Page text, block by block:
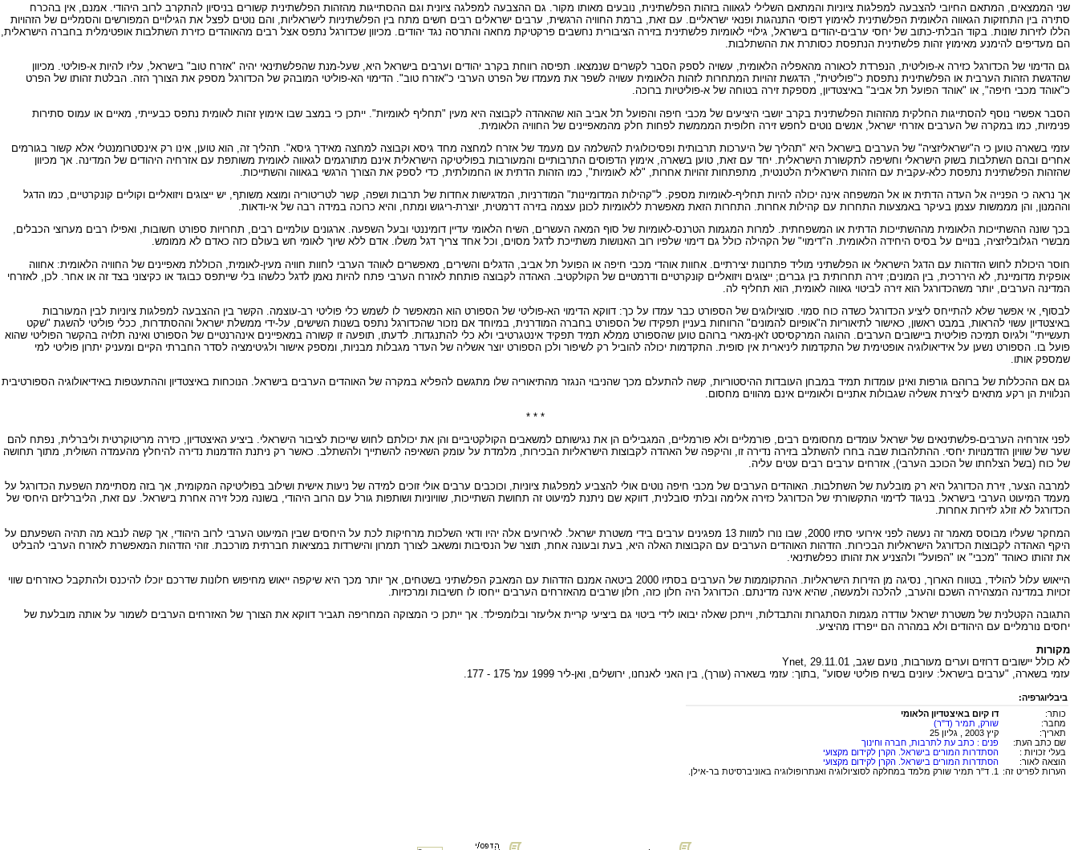
שני הממצאים, המתאם החיובי להצבעה למפלגות ציוניות והמתאם השלילי לגאווה בזהות הפלשתינית, נובעים מאותו מקור. גם ההצבעה למפלגה ציונית וגם ההסתייגות מהזהות הפלשתינית קשורים בניסיון להתקרב לרוב היהודי. אמנם, אין בהכרח
סתירה בין התחזקות הגאווה הלאומית הפלשתינית לאימוץ דפוסי התנהגות ופנאי ישראליים. עם זאת, ברמת החוויה הרגשית, ערבים ישראלים רבים חשים מתח בין הפלשתיניות לישראליות, והם נוטים לפצל את הגילויים המפורשים והסמליים של הזהויות
הללו לזירות שונות. בקוד הבלתי-כתוב של יחסי ערבים-יהודים בישראל, גילויי לאומיות פלשתינית בזירה הציבורית נחשבים פרקטיקת מחאה והתרסה נגד יהודים. מכיוון שכדורגל נתפס אצל רבים מהאוהדים כזירת השתלבות אופטימלית בחברה הישראלית,
הם מעדיפים להימנע מאימוץ זהות פלשתינית הנתפסת כסותרת את ההשתלבות.
גם הדימוי של הכדורגל כזירה א-פוליטית, הנפרדת לכאורה מהאפליה הלאומית, עשויה לספק הסבר לקשרים שנמצאו. תפיסה רווחת בקרב יהודים וערבים בישראל היא, שעל-מנת שהפלשתינאי יהיה "אזרח טוב" בישראל, עליו להיות א-פוליטי. מכיוון
שהדגשת הזהות הערבית או הפלשתינית נתפסת כ"פוליטית", הדגשת זהויות המתחרות לזהות הלאומית עשויה לשפר את מעמדו של הפרט הערבי כ"אזרח טוב". הדימוי הא-פוליטי המובהק של הכדורגל מספק את הצורך הזה. הבלטת זהותו של הפרט
כ"אוהד מכבי חיפה", או "אוהד הפועל תל אביב" באיצטדיון, מספקת זירה בטוחה של א-פוליטיות ברוכה.
הסבר אפשרי נוסף להסתייגות החלקית מהזהות הפלשתינית בקרב יושבי היציעים של מכבי חיפה והפועל תל אביב הוא שהאהדה לקבוצה היא מעין "תחליף לאומיות". ייתכן כי במצב שבו אימוץ זהות לאומית נתפס כבעייתי, מאיים או עמוס סתירות
פנימיות, כמו במקרה של הערבים אזרחי ישראל, אנשים נוטים לחפש זירה חלופית המממשת לפחות חלק מהמאפיינים של החוויה הלאומית.
עזמי בשארה טוען כי ה"ישראליזציה" של הערבים בישראל היא "תהליך של היערכות תרבותית ופסיכולוגית להשלמה עם מעמד של אזרח למחצה מחד גיסא וקבוצה למחצה מאידך גיסא". תהליך זה, הוא טוען, אינו רק אינסטרומנטלי אלא קשור בגורמים
אחרים ובהם השתלבות בשוק הישראלי וחשיפה לתקשורת הישראלית. יחד עם זאת, טוען בשארה, אימוץ הדפוסים התרבותיים והמעורבות בפוליטיקה הישראלית אינם מתורגמים לגאווה לאומית משותפת עם אזרחיה היהודים של המדינה. אך מכיוון
שהזהות הפלשתינית נתפסת כלא-עקבית עם הזהות הישראלית הלטנטית, מתפתחות זהויות אחרות, "לא לאומיות", כמו הזהות הדתית או החמולתית, כדי לספק את הצורך הרגשי בגאווה והשתייכות.
אך נראה כי הפנייה אל העדה הדתית או אל המשפחה אינה יכולה להיות תחליף-לאומיות מספק. ל"קהילות המדומיינות" המודרניות, המדגישות אחדות של תרבות ושפה, קשר לטריטוריה ומוצא משותף, יש ייצוגים ויזואליים וקוליים קונקרטיים, כמו הדגל
וההמנון, והן מממשות עצמן בעיקר באמצעות התחרות עם קהילות אחרות. התחרות הזאת מאפשרת ללאומיות לכונן עצמה בזירה דרמטית, יוצרת-ריגוש ומתח, והיא כרוכה במידה רבה של אי-ודאות.
בכך שונה ההשתייכות הלאומית מההשתייכות הדתית או המשפחתית. למרות המגמות הטרנס-לאומיות של סוף המאה העשרים, השיח הלאומי עדיין דומיננטי ובעל השפעה. ארגונים עולמיים רבים, תחרויות ספורט חשובות, ואפילו רבים מערוצי הכבלים,
מבשרי הגלובליזציה, בנויים על בסיס היחידה הלאומית. ה"דימוי" של הקהילה כולל גם דימוי שלפיו רוב האנושות משתייכת לדגל מסוים, וכל אחד צריך דגל משלו. אדם ללא שיוך לאומי חש בעולם כזה כאדם לא ממומש.
חוסר היכולת לחוש הזדהות עם הדגל הישראלי או הפלשתיני מוליד פתרונות יצירתיים. אחוות אוהדי מכבי חיפה או הפועל תל אביב, הדגלים והשירים, מאפשרים לאוהד הערבי לחוות חוויה מעין-לאומית, הכוללת מאפיינים של החוויה הלאומית: אחווה
אופקית מדומיינת, לא היררכית, בין המונים; זירה תחרותית בין גברים; ייצוגים ויזואליים קונקרטיים ודרמטיים של הקולקטיב. האהדה לקבוצה פותחת לאזרח הערבי פתח להיות נאמן לדגל כלשהו בלי שייתפס כבוגד או כקיצוני בצד זה או אחר. לכן, לאזרחי
המדינה הערבים, יותר משהכדורגל הוא זירה לביטוי גאווה לאומית, הוא תחליף לה.
לבסוף, אי אפשר שלא להתייחס ליציע הכדורגל כשדה כוח סמוי. סוציולוגים של הספורט כבר עמדו על כך: דווקא הדימוי הא-פוליטי של הספורט הוא המאפשר לו לשמש כלי פוליטי רב-עוצמה. הקשר בין ההצבעה למפלגות ציוניות לבין המעורבות
באיצטדיון עשוי להראות, במבט ראשון, כאישור לתיאוריות ה"אופיום להמונים" הרווחות בעניין תפקידו של הספורט בחברה המודרנית, במיוחד אם נזכור שהכדורגל נתפס בשנות השישים, על-ידי ממשלת ישראל וההסתדרות, ככלי פוליטי להשגת "שקט
תעשייתי" ולגיוס תמיכה פוליטית ביישובים הערבים. ההוגה המרקסיסט ז'אן-מארי ברוהם טוען שהספורט ממלא תמיד תפקיד אינטגרטיבי ולא כלי להתנגדות. לדעתו, תופעה זו קשורה במאפיינים אינהרנטיים של הספורט ואינה תלויה בהקשר הפוליטי שהוא
פועל בו. הספורט נשען על אידיאולוגיה אופטימית של התקדמות ליניארית אין סופית. התקדמות יכולה להוביל רק לשיפור ולכן הספורט יוצר אשליה של העדר מגבלות מבניות, ומספק אישור ולגיטימציה לסדר החברתי הקיים ומעניק יתרון פוליטי למי
שמספק אותו.
גם אם ההכללות של ברוהם גורפות ואינן עומדות תמיד במבחן העובדות ההיסטוריות, קשה להתעלם מכך שהניבוי הנגזר מהתיאוריה שלו מתגשם להפליא במקרה של האוהדים הערבים בישראל. הנוכחות באיצטדיון וההתעטפות באידיאולוגיה הספורטיבית
הנלווית הן רקע מתאים ליצירת אשליה שגבולות אתניים ולאומיים אינם מהווים מחסום.
* * *
לפני אזרחיה הערבים-פלשתינאים של ישראל עומדים מחסומים רבים, פורמליים ולא פורמליים, המגבילים הן את נגישותם למשאבים הקולקטיביים והן את יכולתם לחוש שייכות לציבור הישראלי. ביציע האיצטדיון, כזירה מריטוקרטית וליברלית, נפתח להם
שער של שוויון הזדמנויות יחסי. ההתלהבות שבה בחרו להשתלב בזירה נדירה זו, והיקפה של האהדה לקבוצות הישראליות הבכירות, מלמדת על עומק השאיפה להשתייך ולהשתלב. כאשר רק ניתנת הזדמנות נדירה להיחלץ מהעמדה השולית, מתוך תחושה
של כוח (בשל הצלחתו של הכוכב הערבי), אזרחים ערבים רבים עטים עליה.
למרבה הצער, זירת הכדורגל היא רק מובלעת של השתלבות. האוהדים הערבים של מכבי חיפה נוטים אולי להצביע למפלגות ציוניות, וכוכבים ערבים אולי זוכים למידה של ניעות אישית ושילוב בפוליטיקה המקומית, אך בזה מסתיימת השפעת הכדורגל על
מעמד המיעוט הערבי בישראל. בניגוד לדימוי התקשורתי של הכדורגל כזירה אלימה ובלתי סובלנית, דווקא שם ניתנת למיעוט זה תחושת השתייכות, שוויוניות ושותפות גורל עם הרוב היהודי, בשונה מכל זירה אחרת בישראל. עם זאת, הליברליזם היחסי של
הכדורגל לא זולג לזירות אחרות.
המחקר שעליו מבוסס מאמר זה נעשה לפני אירועי סתיו 2000, שבו נורו למוות 13 מפגינים ערבים בידי משטרת ישראל. לאירועים אלה יהיו ודאי השלכות מרחיקות לכת על היחסים שבין המיעוט הערבי לרוב היהודי, אך קשה לנבא מה תהיה השפעתם על
היקף האהדה לקבוצות הכדורגל הישראליות הבכירות. הזדהות האוהדים הערבים עם הקבוצות האלה היא, בעת ובעונה אחת, תוצר של הנסיבות ומשאב לצורך תמרון והישרדות במציאות חברתית מורכבת. זוהי הזדהות המאפשרת לאזרח הערבי להבליט
את זהותו כאוהד "מכבי" או "הפועל" ולהצניע את זהותו כפלשתינאי.
הייאוש עלול להוליד, בטווח הארוך, נסיגה מן הזירות הישראליות. ההתקוממות של הערבים בסתיו 2000 ביטאה אמנם הזדהות עם המאבק הפלשתיני בשטחים, אך יותר מכך היא שיקפה ייאוש מחיפוש חלונות שדרכם יוכלו להיכנס ולהתקבל כאזרחים שווי
זכויות במדינה המצהירה השכם והערב, להלכה ולמעשה, שהיא אינה מדינתם. הכדורגל היה חלון כזה, חלון שרבים מהאזרחים הערבים ייחסו לו חשיבות ומרכזיות.
התגובה הקטלנית של משטרת ישראל עודדה מגמות הסתגרות והתבדלות, וייתכן שאלה יבואו לידי ביטוי גם ביציעי קריית אליעזר ובלומפילד. אך ייתכן כי המצוקה המחריפה תגביר דווקא את הצורך של האזרחים הערבים לשמור על אותה מובלעת של
יחסים נורמליים עם היהודים ולא במהרה הם ייפרדו מהיציע.
מקורות
לא כולל יישובים דרוזים וערים מעורבות, נועם שגב, Ynet, 29.11.01
עזמי בשארה, "ערבים בישראל: עיונים בשיח פוליטי שסוע" ,בתוך: עזמי בשארה (עורך), בין האני לאנחנו, ירושלים, ואן-ליר 1999 עמ' 175 - 177.
ביבליוגרפיה:
כותר:
דו קיום באיצטדיון הלאומי
מחבר:
שורק, תמיר (ד"ר)
תאריך:
קיץ 2003 , גליון 25
שם כתב העת:
פנים : כתב עת לתרבות, חברה וחינוך
בעלי זכויות :
הסתדרות המורים בישראל. הקרן לקידום מקצועי
הוצאה לאור:
הסתדרות המורים בישראל. הקרן לקידום מקצועי
הערות לפריט זה:
1. ד"ר תמיר שורק מלמד במחלקה לסוציולוגיה ואנתרופולוגיה באוניברסיטת בר-אילן.